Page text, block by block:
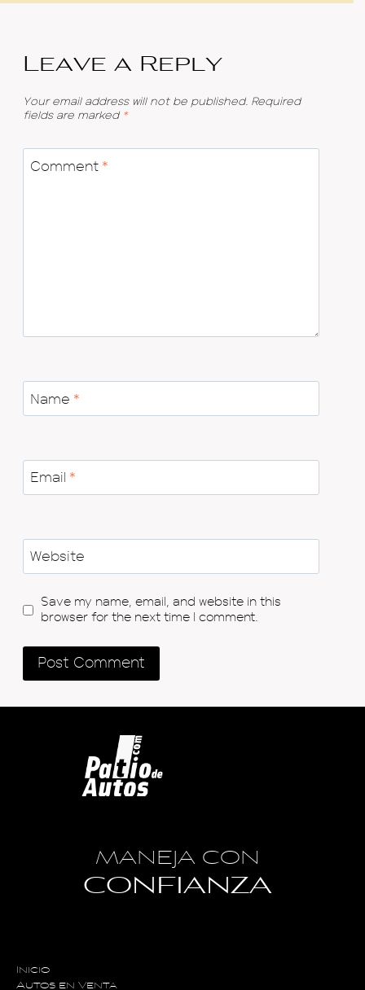
Leave a Reply
Your email address will not be published. Required
fields are marked *
Comment *
Name *
Email *
Website
Save my name, email, and website in this
browser for the next time I comment.
MANEJA CON
CONFIANZA
Inicio
Autos en Venta